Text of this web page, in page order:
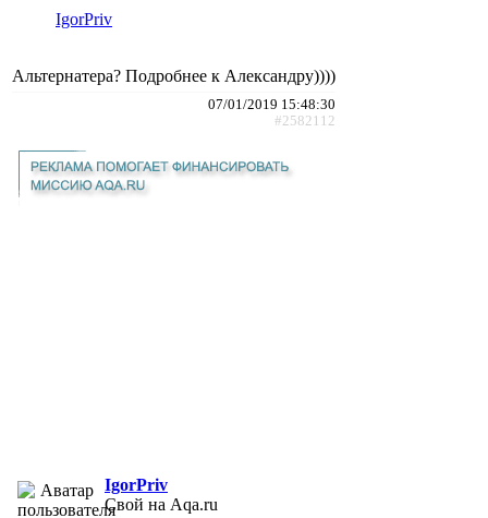
IgorPriv
Альтернатера? Подробнее к Александру))))
07/01/2019 15:48:30
#2582112
IgorPriv
Свой на Aqa.ru